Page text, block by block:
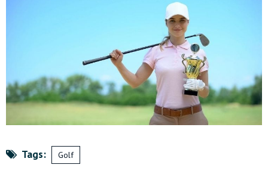
Tags: Golf